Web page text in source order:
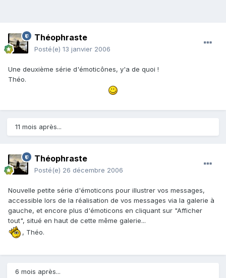
Théophraste
Posté(e) 13 janvier 2006
Une deuxième série d'émoticônes, y'a de quoi !
Théo.
11 mois après...
Théophraste
Posté(e) 26 décembre 2006
Nouvelle petite série d'émoticons pour illustrer vos messages,
accessible lors de la réalisation de vos messages via la galerie à
gauche, et encore plus d'émoticons en cliquant sur "Afficher
tout", situé en haut de cette même galerie...
, Théo.
6 mois après...